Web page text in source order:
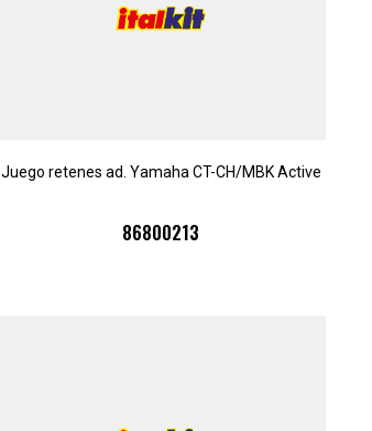
Juego retenes ad. Yamaha CT-CH/MBK Active
86800213